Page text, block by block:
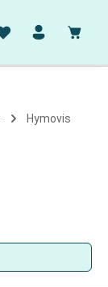
Hymovis